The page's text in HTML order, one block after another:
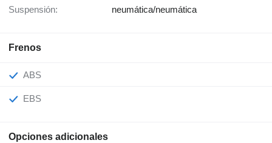
Suspensión: neumática/neumática
Frenos
ABS
EBS
Opciones adicionales